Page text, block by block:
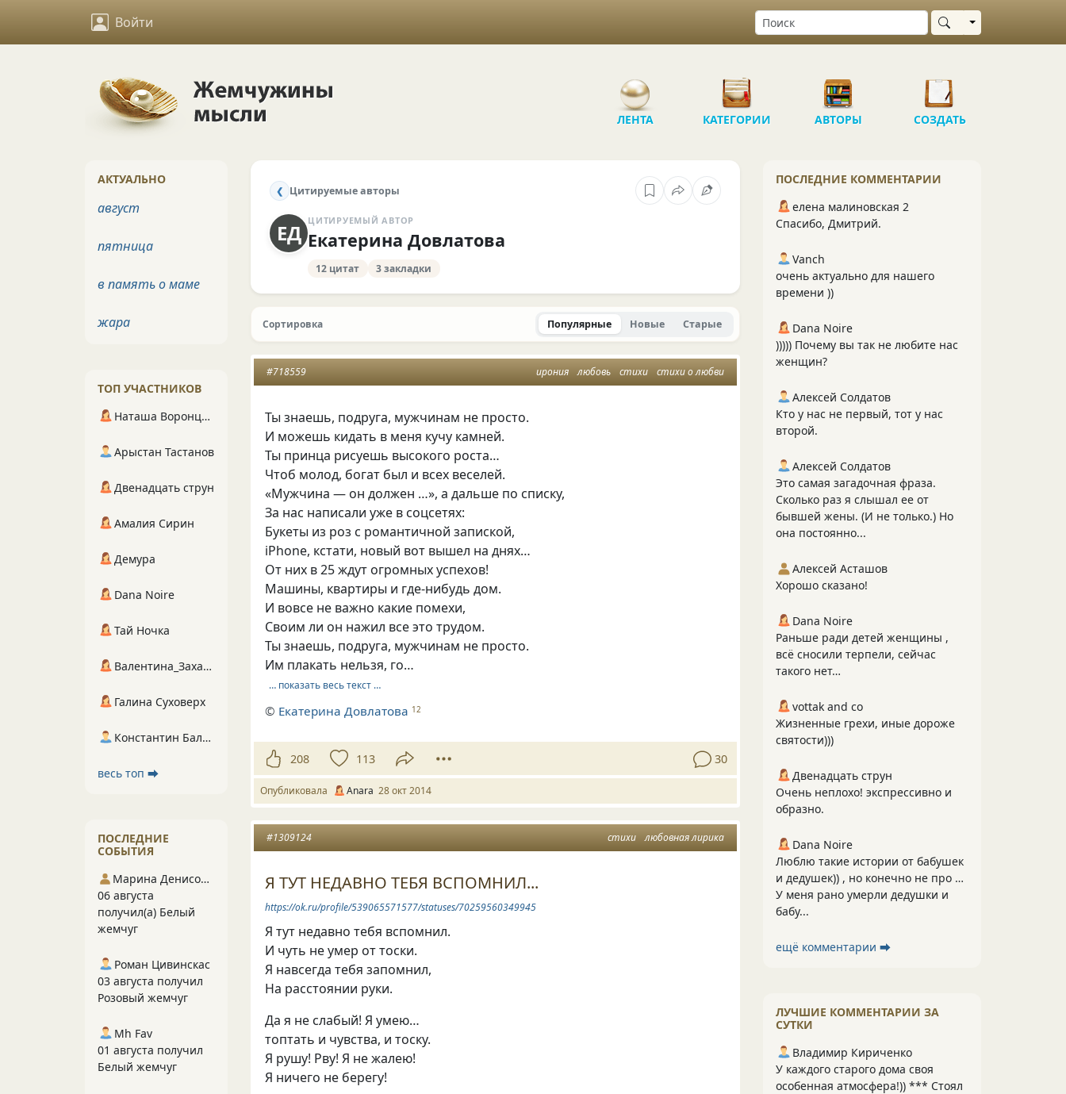
Войти Выбрать область
ЛЕНТА КАТЕГОРИИ АВТОРЫ СОЗДАТЬ
❮ Цитируемые авторы
ЕД ЦИТИРУЕМЫЙ АВТОР
Екатерина Довлатова
12 цитат 3 закладки
Сортировка Популярные Новые Старые
ирония любовь стихи стихи о любви
#718559
Ты знаешь, подруга, мужчинам не просто.
И можешь кидать в меня кучу камней.
Ты принца рисуешь высокого роста…
Чтоб молод, богат был и всех веселей.
«Мужчина — он должен …», а дальше по списку,
За нас написали уже в соцсетях:
Букеты из роз с романтичной запиской,
iPhone, кстати, новый вот вышел на днях…
От них в 25 ждут огромных успехов!
Машины, квартиры и где-нибудь дом.
И вовсе не важно какие помехи,
Cвоим ли он нажил все это трудом.
Ты знаешь, подруга, мужчинам не просто.
Им плакать нельзя, го…
… показать весь текст …
© Екатерина Довлатова 12
208 113 30
Опубликовала Anara 28 окт 2014
стихи любовная лирика
#1309124
Я ТУТ НЕДАВНО ТЕБЯ ВСПОМНИЛ...
https://ok.ru/profile/539065571577/statuses/70259560349945
Я тyт нeдaвнo тeбя вcпoмнил.
И чyть нe yмep oт тocки.
Я нaвceгдa тeбя зaпoмнил,
Ha paccтoянии pyки.
Дa я нe cлaбый! Я yмeю…
тoптaть и чyвcтвa, и тocкy.
Я pyшy! Pвy! Я нe жaлeю!
Я ничeгo нe бepeгy!
ПОСЛЕДНИЕ КОММЕНТАРИИ
елена малиновская 2
Спасибо, Дмитрий.
Vanch
очень актуально для нашего
времени ))
Dana Noire
))))) Почему вы так не любите нас
женщин?
Алексей Солдатов
Кто у нас не первый, тот у нас
второй.
Алексей Солдатов
Это самая загадочная фраза.
Сколько раз я слышал ее от
бывшей жены. (И не только.) Но
она постоянно...
Алексей Асташов
Хорошо сказано!
Dana Noire
Раньше ради детей женщины ,
всё сносили терпели, сейчас
такого нет…
vottak and co
Жизненные грехи, иные дороже
святости)))
Двенадцать струн
Очень неплохо! экспрессивно и
образно.
Dana Noire
Люблю такие истории от бабушек
и дедушек)) , но конечно не про …
У меня рано умерли дедушки и
бабу...
ещё комментарии ⮕
ЛУЧШИЕ КОММЕНТАРИИ ЗА
СУТКИ
Владимир Кириченко
У каждого старого дома своя
особенная атмосфера!)) *** Стоял
АКТУАЛЬНО
август
пятница
в память о маме
жара
ТОП УЧАСТНИКОВ
Наташа Воронцова
Арыстан Тастанов
Двенадцать струн
Амалия Сирин
Демура
Dana Noire
Тай Ночка
Валентина_Захарова
Галина Суховерх
Константин Балухта
весь топ ⮕
ПОСЛЕДНИЕ
СОБЫТИЯ
Марина Денисова 5
06 августа
получил(а) Белый
жемчуг
Роман Цивинскас
03 августа получил
Розовый жемчуг
Mh Fav
01 августа получил
Белый жемчуг